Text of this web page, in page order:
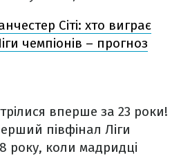
Сіті: хто виграє
чемпіонів – прогноз
вперше за 23 роки!
півфінал Ліги
року, коли мадридці